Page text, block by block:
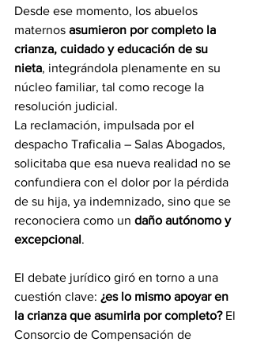
Desde ese momento, los abuelos
maternos asumieron por completo la
crianza, cuidado y educación de su
nieta, integrándola plenamente en su
núcleo familiar, tal como recoge la
resolución judicial.
La reclamación, impulsada por el
despacho Traficalia – Salas Abogados,
solicitaba que esa nueva realidad no se
confundiera con el dolor por la pérdida
de su hija, ya indemnizado, sino que se
reconociera como un daño autónomo y
excepcional.
El debate jurídico giró en torno a una
cuestión clave: ¿es lo mismo apoyar en
la crianza que asumirla por completo? El
Consorcio de Compensación de